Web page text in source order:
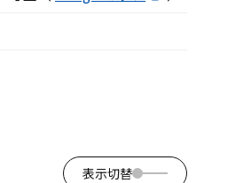
表示切替